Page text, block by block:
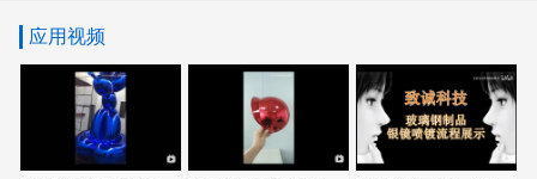
应用视频